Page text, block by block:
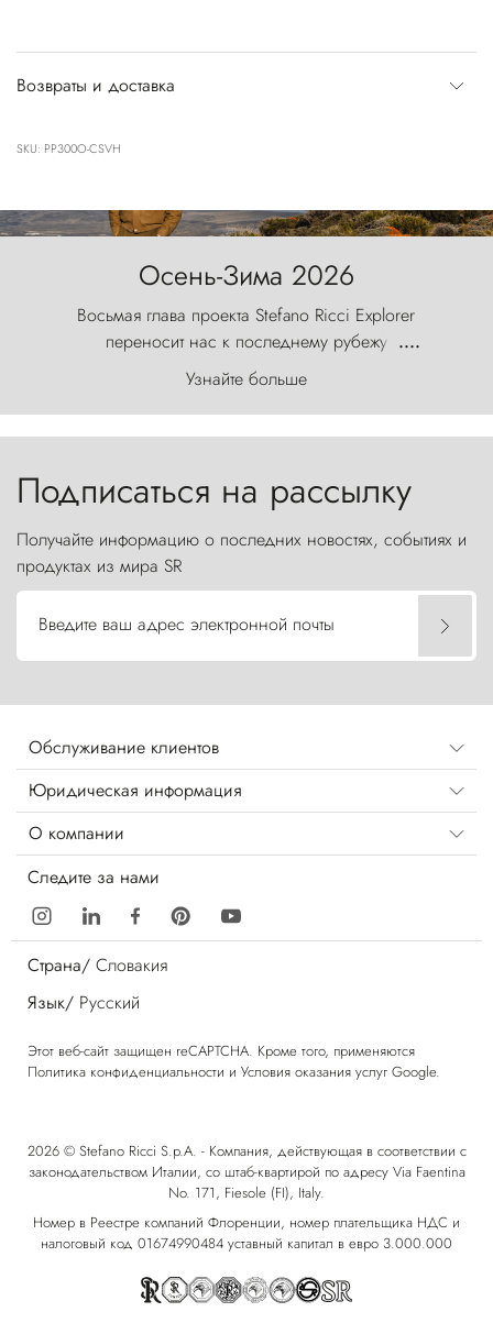
Возвраты и доставка
SKU: PP300O-CSVH
Осень-Зима 2026
Восьмая глава проекта Stefano Ricci Explorer
переносит нас к последнему рубежу
первозданного мира, где ветер с
первобытной яростью ваяет ландшафт, а пики
Торрес-дель-Пайне, словно каменные стражи,
....
Узнайте больше
Подписаться на рассылку
Получайте информацию о последних новостях, событиях и
продуктах из мира SR
Введите ваш адрес электронной почты
Обслуживание клиентов
Юридическая информация
О компании
Следите за нами
Страна/ Словакия
Язык/ Русский
Этот веб-сайт защищен reCAPTCHA. Кроме того, применяются
Политика конфиденциальности и Условия оказания услуг Google.
2026 © Stefano Ricci S.p.A. - Компания, действующая в соответствии с
законодательством Италии, со штаб-квартирой по адресу Via Faentina
No. 171, Fiesole (FI), Italy.
Номер в Реестре компаний Флоренции, номер плательщика НДС и
налоговый код 01674990484 уставный капитал в евро 3.000.000